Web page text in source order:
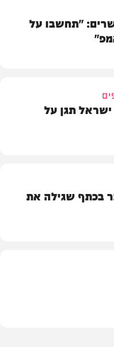
"תחשבו על
תגן על
בכתף שגילה את